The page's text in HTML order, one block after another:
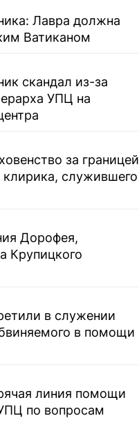
Лавра должна
Ватиканом
скандал из-за
УПЦ на
за границей
клирика, служившего
Дорофея,
Крупицкого
в служении
в помощи
линия помощи
по вопросам